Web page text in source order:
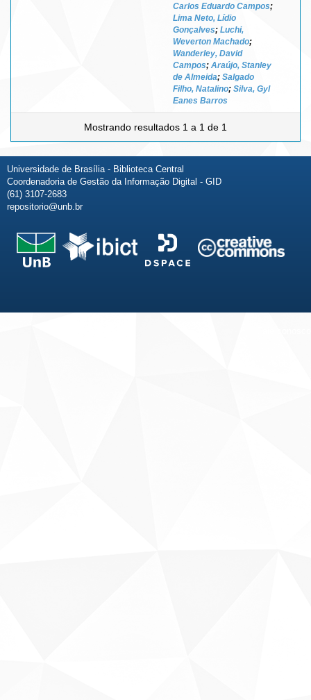
Carlos Eduardo Campos;
Lima Neto, Lídio
Gonçalves; Luchi,
Weverton Machado;
Wanderley, David
Campos; Araújo, Stanley
de Almeida; Salgado
Filho, Natalino; Silva, Gyl
Eanes Barros
Mostrando resultados 1 a 1 de 1
Universidade de Brasília - Biblioteca Central
Coordenadoria de Gestão da Informação Digital - GID
(61) 3107-2683
repositorio@unb.br